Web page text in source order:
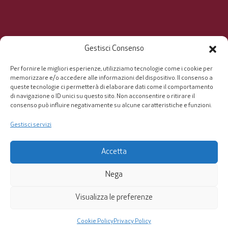
Gestisci Consenso
Per fornire le migliori esperienze, utilizziamo tecnologie come i cookie per
memorizzare e/o accedere alle informazioni del dispositivo. Il consenso a
queste tecnologie ci permetterà di elaborare dati come il comportamento
di navigazione o ID unici su questo sito. Non acconsentire o ritirare il
consenso può influire negativamente su alcune caratteristiche e funzioni.
Gestisci servizi
Accetta
Nega
Visualizza le preferenze
Cookie PolicyPrivacy Policy
In MV la ricerca costante della massima qualità è